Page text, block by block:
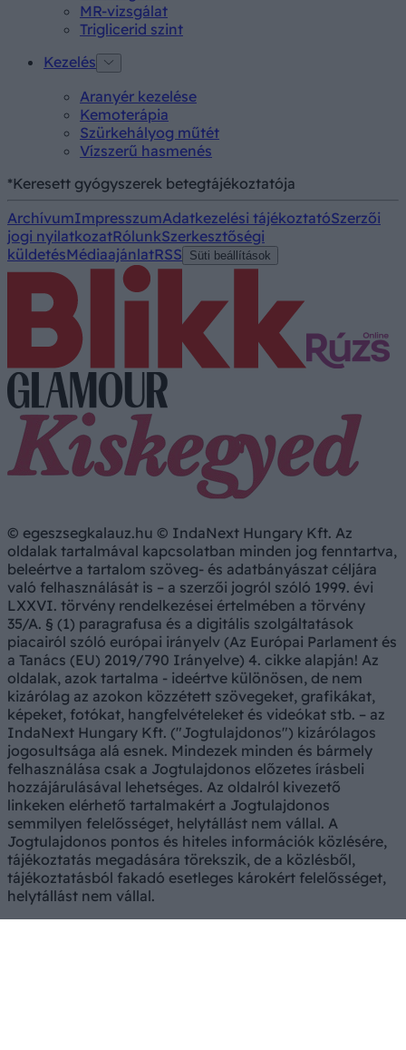
MR-vizsgálat
Triglicerid szint
Kezelés
Aranyér kezelése
Kemoterápia
Szürkehályog műtét
Vízszerű hasmenés
*Keresett gyógyszerek betegtájékoztatója
ArchívumImpresszumAdatkezelési tájékoztatóSzerzői
jogi nyilatkozatRólunkSzerkesztőségi
küldetésMédiaajánlatRSS Süti beállítások
© egeszsegkalauz.hu © IndaNext Hungary Kft. Az
oldalak tartalmával kapcsolatban minden jog fenntartva,
beleértve a tartalom szöveg- és adatbányászat céljára
való felhasználását is – a szerzői jogról szóló 1999. évi
LXXVI. törvény rendelkezései értelmében a törvény
35/A. § (1) paragrafusa és a digitális szolgáltatások
piacairól szóló európai irányelv (Az Európai Parlament és
a Tanács (EU) 2019/790 Irányelve) 4. cikke alapján! Az
oldalak, azok tartalma - ideértve különösen, de nem
kizárólag az azokon közzétett szövegeket, grafikákat,
képeket, fotókat, hangfelvételeket és videókat stb. – az
IndaNext Hungary Kft. ("Jogtulajdonos") kizárólagos
jogosultsága alá esnek. Mindezek minden és bármely
felhasználása csak a Jogtulajdonos előzetes írásbeli
hozzájárulásával lehetséges. Az oldalról kivezető
linkeken elérhető tartalmakért a Jogtulajdonos
semmilyen felelősséget, helytállást nem vállal. A
Jogtulajdonos pontos és hiteles információk közlésére,
tájékoztatás megadására törekszik, de a közlésből,
tájékoztatásból fakadó esetleges károkért felelősséget,
helytállást nem vállal.